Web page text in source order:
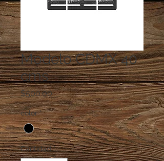
Modelo CDMX 40
cms
$500.00Precio
color *
Cantidad *